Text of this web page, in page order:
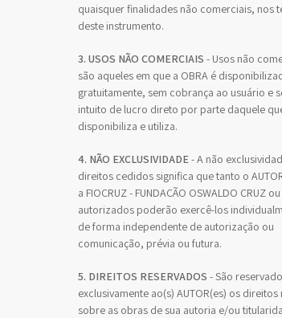
quaisquer finalidades não comerciais, nos
deste instrumento.
3. USOS NÃO COMERCIAIS - Usos não
são aqueles em que a OBRA é
gratuitamente, sem cobrança ao usuário e
intuito de lucro direto por parte daquele
disponibiliza e utiliza.
4. NÃO EXCLUSIVIDADE- A não
direitos cedidos significa que tanto o
a FIOCRUZ - FUNDAÇÃO OSWALDO CRUZ
autorizados poderão exercê-los
de forma independente de autorização ou
comunicação, prévia ou futura.
5. DIREITOS RESERVADOS - São
exclusivamente ao(s) AUTOR(es) os
sobre as obras de sua autoria e/ou